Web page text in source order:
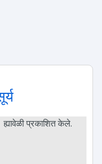
प्रकाशित केले.